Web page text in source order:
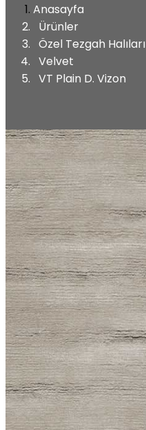
Anasayfa
Ürünler
Özel Tezgah Halıları
Velvet
VT Plain D. Vizon